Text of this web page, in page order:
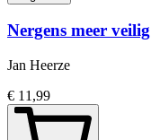
Nergens meer veilig
Jan Heerze
€ 11,99